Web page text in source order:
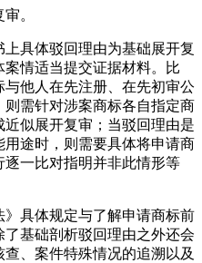
。
具体驳回理由为基础展开复
情适当提交证据材料。比
他人在先注册、在先初审公
需针对涉案商标各自指定商
似展开复审；当驳回理由是
途时，则需要具体将申请商
一比对指明并非此情形等
具体规定与了解申请商标前
基础剖析驳回理由之外还会
、案件特殊情况的追溯以及